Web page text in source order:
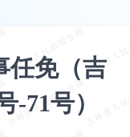
任免（吉
-71号）